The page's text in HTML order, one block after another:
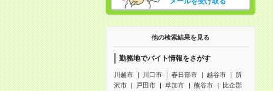
他の検索結果を見る
勤務地でバイト情報をさがす
川越市 川口市 春日部市 越谷市
所
沢市
戸田市 草加市 熊谷市
比企郡